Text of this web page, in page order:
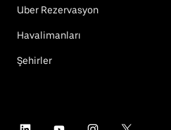
Uber Rezervasyon
Havalimanları
Şehirler